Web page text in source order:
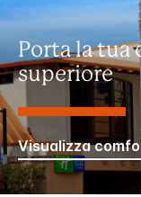
Porta la tua
superiore
Visualizza